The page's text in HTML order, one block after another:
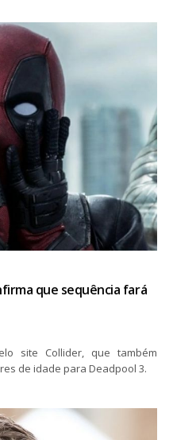
que sequência fará
site Collider, que também
de idade para Deadpool 3.